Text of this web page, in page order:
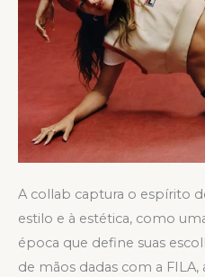
A collab captura o espírito
estilo e à estética, como
época que define suas
de mãos dadas com a